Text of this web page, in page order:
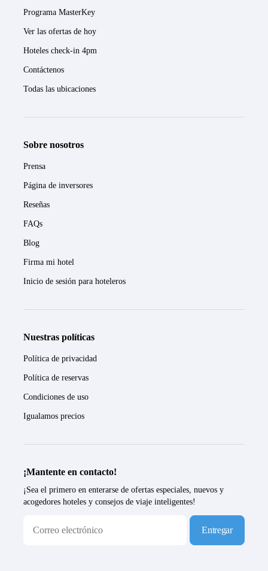
Programa MasterKey
Ver las ofertas de hoy
Hoteles check-in 4pm
Contáctenos
Todas las ubicaciones
Sobre nosotros
Prensa
Página de inversores
Reseñas
FAQs
Blog
Firma mi hotel
Inicio de sesión para hoteleros
Nuestras políticas
Política de privacidad
Política de reservas
Condiciones de uso
Igualamos precios
¡Mantente en contacto!
¡Sea el primero en enterarse de ofertas especiales, nuevos y
acogedores hoteles y consejos de viaje inteligentes!
Entregar